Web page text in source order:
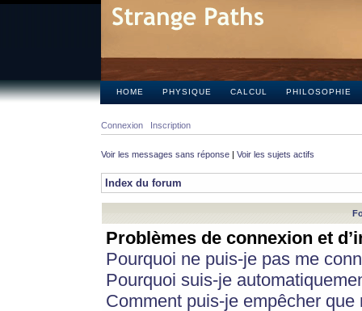
HOME PHYSIQUE CALCUL PHILOSOPHIE
Connexion Inscription
Voir les messages sans réponse | Voir les sujets actifs
Index du forum
Problèmes de connexion et
Pourquoi ne puis-je pas me
Pourquoi suis-je
Comment puis-je empêcher